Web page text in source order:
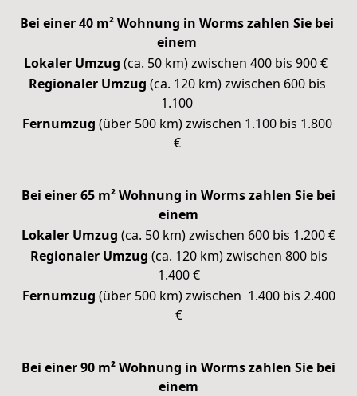
Bei einer 40 m² Wohnung in Worms zahlen Sie bei
einem
Lokaler Umzug (ca. 50 km) zwischen 400 bis 900 €
Regionaler Umzug (ca. 120 km) zwischen 600 bis
1.100
Fernumzug (über 500 km) zwischen 1.100 bis 1.800
€
Bei einer 65 m² Wohnung in Worms zahlen Sie bei
einem
Lokaler Umzug (ca. 50 km) zwischen 600 bis 1.200 €
Regionaler Umzug (ca. 120 km) zwischen 800 bis
1.400 €
Fernumzug (über 500 km) zwischen 1.400 bis 2.400
€
Bei einer 90 m² Wohnung in Worms zahlen Sie bei
einem